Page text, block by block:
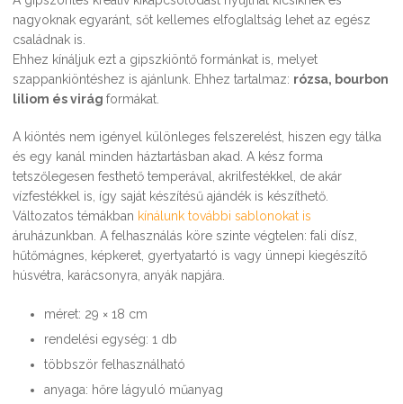
nagyoknak egyaránt, sőt kellemes elfoglaltság lehet az egész
családnak is.
Ehhez kínáljuk ezt a gipszkiöntő formánkat is, melyet
szappankiöntéshez is ajánlunk. Ehhez tartalmaz: rózsa, bourbon
liliom és virág formákat.
A kiöntés nem igényel különleges felszerelést, hiszen egy tálka
és egy kanál minden háztartásban akad. A kész forma
tetszőlegesen festhető temperával, akrilfestékkel, de akár
vízfestékkel is, így saját készítésű ajándék is készíthető.
Változatos témákban kínálunk további sablonokat is
áruházunkban. A felhasználás köre szinte végtelen: fali dísz,
hűtőmágnes, képkeret, gyertyatartó is vagy ünnepi kiegészítő
húsvétra, karácsonyra, anyák napjára.
méret: 29 × 18 cm
rendelési egység: 1 db
többször felhasználható
anyaga: hőre lágyuló műanyag